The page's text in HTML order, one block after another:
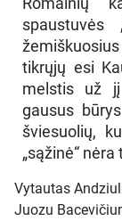
spaustuvės
tikrųjų esi
melstis už
gausus
šviesuolių,
„sąžinė“
Vytautas
Juozu